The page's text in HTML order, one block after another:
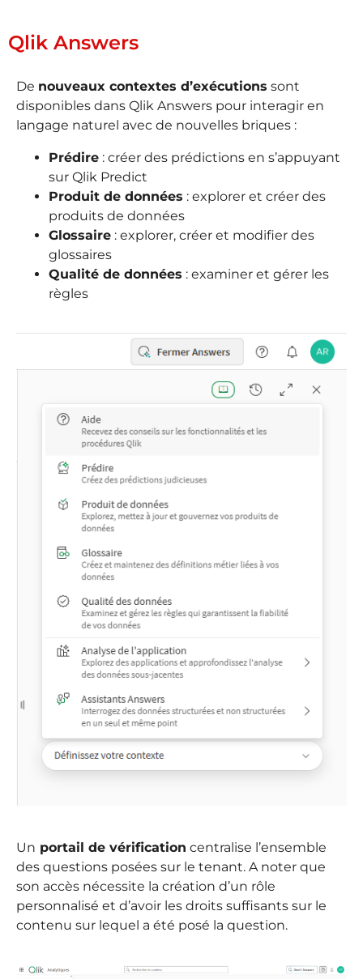
Qlik Answers
De nouveaux contextes d’exécutions sont
disponibles dans Qlik Answers pour interagir en
langage naturel avec de nouvelles briques :
Prédire : créer des prédictions en s’appuyant
sur Qlik Predict
Produit de données : explorer et créer des
produits de données
Glossaire : explorer, créer et modifier des
glossaires
Qualité de données : examiner et gérer les
règles
Un portail de vérification centralise l’ensemble
des questions posées sur le tenant. A noter que
son accès nécessite la création d’un rôle
personnalisé et d’avoir les droits suffisants sur le
contenu sur lequel a été posé la question.